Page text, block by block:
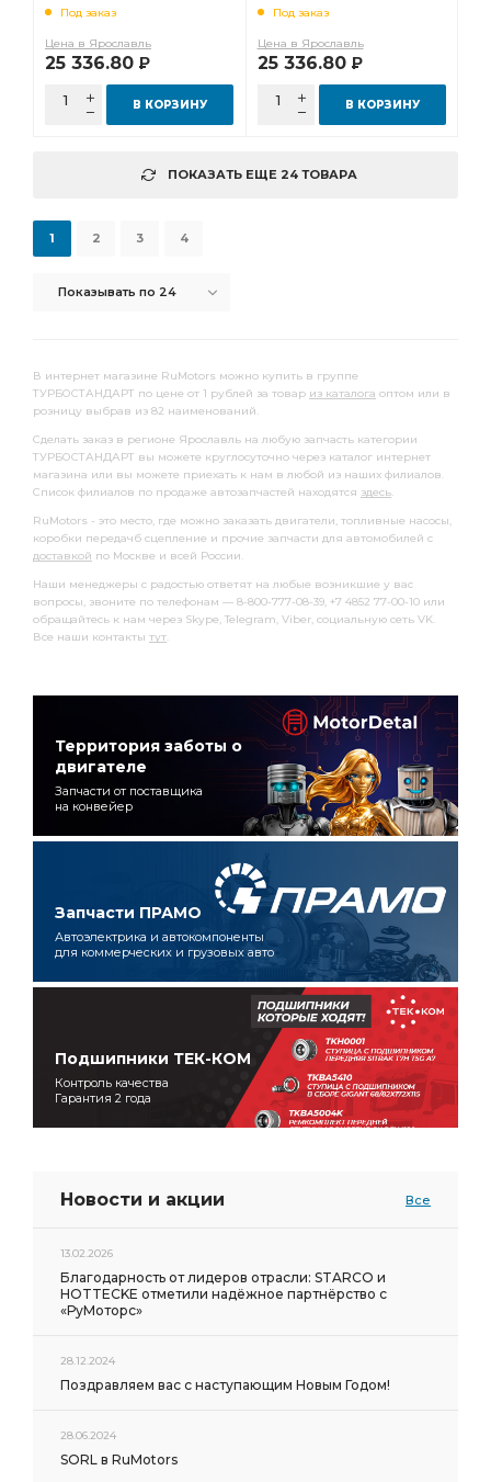
Под заказ
Цена в Ярославль
25 336.80 Р
В КОРЗИНУ
Под заказ
Цена в Ярославль
25 336.80 Р
В КОРЗИНУ
ПОКАЗАТЬ ЕЩЕ 24 ТОВАРА
Показывать по 24
1 2 3 4
В интернет магазине RuMotors можно купить в группе
ТУРБОСТАНДАРТ по цене от 1 рублей за товар из каталога оптом или в
розницу выбрав из 82 наименований.
Сделать заказ в регионе Ярославль на любую запчасть категории
ТУРБОСТАНДАРТ вы можете круглосуточно через каталог интернет
магазина или вы можете приехать к нам в любой из наших филиалов.
Список филиалов по продаже автозапчастей находятся здесь.
RuMotors - это место, где можно заказать двигатели, топливные насосы,
коробки передачб сцепление и прочие запчасти для автомобилей с
доставкой по Москве и всей России.
Наши менеджеры с радостью ответят на любые возникшие у вас
вопросы, звоните по телефонам — 8-800-777-08-39, +7 4852 77-00-10 или
обращайтесь к нам через Skype, Telegram, Viber, социальную сеть VK.
Все наши контакты тут.
Территория заботы о
двигателе
Запчасти от поставщика
на конвейер
Запчасти ПРАМО
Автоэлектрика и автокомпоненты
для коммерческих и грузовых авто
Подшипники ТЕК-КОМ
Контроль качества
Гарантия 2 года
Новости и акции Все
13.02.2026
Благодарность от лидеров отрасли: STARCO и
HOTTECKE отметили надёжное партнёрство с
«РуМоторс»
28.12.2024
Поздравляем вас с наступающим Новым Годом!
28.06.2024
SORL в RuMotors